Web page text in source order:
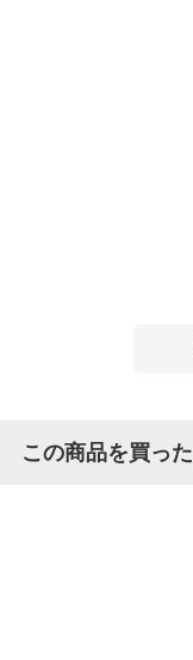
この商品を買っ